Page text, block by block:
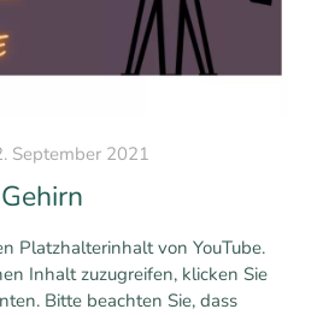
September 2021
Platzhalterinhalt von YouTube.
Inhalt zuzugreifen, klicken Sie
Bitte beachten Sie, dass